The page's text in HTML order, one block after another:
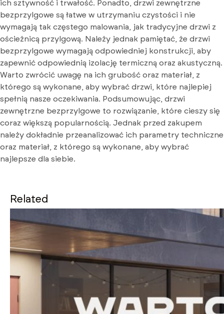
ich sztywność i trwałość. Ponadto, drzwi zewnętrzne
bezprzylgowe są łatwe w utrzymaniu czystości i nie
wymagają tak częstego malowania, jak tradycyjne drzwi z
ościeżnicą przylgową. Należy jednak pamiętać, że drzwi
bezprzylgowe wymagają odpowiedniej konstrukcji, aby
zapewnić odpowiednią izolację termiczną oraz akustyczną.
Warto zwrócić uwagę na ich grubość oraz materiał, z
którego są wykonane, aby wybrać drzwi, które najlepiej
spełnią nasze oczekiwania. Podsumowując, drzwi
zewnętrzne bezprzylgowe to rozwiązanie, które cieszy się
coraz większą popularnością. Jednak przed zakupem
należy dokładnie przeanalizować ich parametry techniczne
oraz materiał, z którego są wykonane, aby wybrać
najlepsze dla siebie.
Related